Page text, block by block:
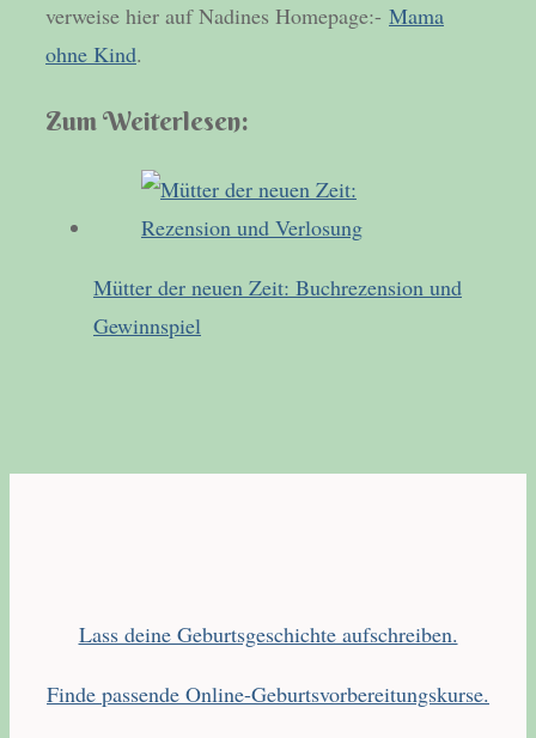
verweise hier auf Nadines Homepage:- Mama
ohne Kind.
Zum Weiterlesen:
Mütter der neuen Zeit: Buchrezension und
Gewinnspiel
Lass deine Geburtsgeschichte aufschreiben.
Finde passende Online-Geburtsvorbereitungskurse.